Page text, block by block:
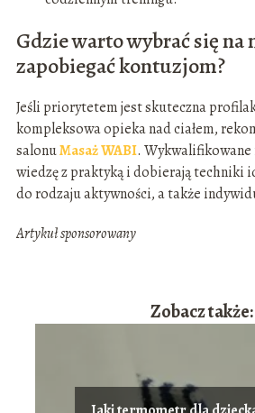
Gdzie warto wybrać się na
zapobiegać kontuzjom?
Jeśli priorytetem jest skuteczna
kompleksowa opieka nad ciałem,
salonuMasaż WABI. Wykwalifikowane
wiedzę z praktyką i dobierają techniki
do rodzaju aktywności, a także
Artykuł sponsorowany
Zobacz także: